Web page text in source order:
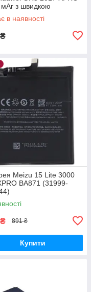
з швидкою
(31911-01_189)
в наявності
₴
Meizu 15 Lite 3000
BA871 (31999-
₴ 891 ₴
Купити